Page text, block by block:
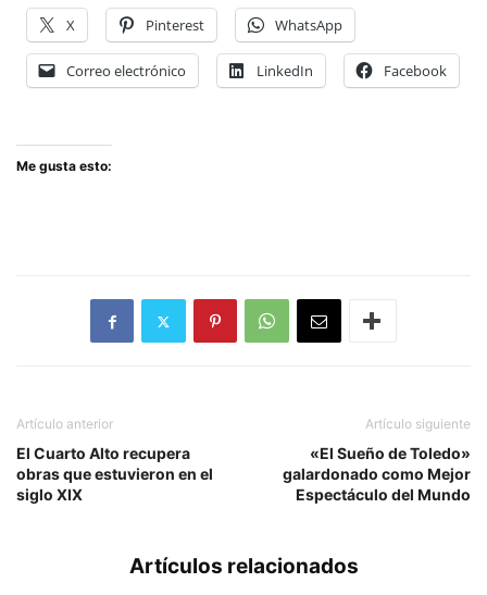
X Pinterest WhatsApp
Correo electrónico LinkedIn Facebook
Me gusta esto:
Artículo anterior
El Cuarto Alto recupera
obras que estuvieron en el
siglo XIX
Artículo siguiente
«El Sueño de Toledo»
galardonado como Mejor
Espectáculo del Mundo
Artículos relacionados